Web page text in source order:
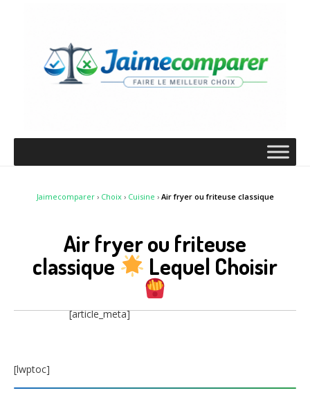
Jaimecomparer› Choix› Cuisine › Air fryer ou friteuse classique
Air fryer ou friteuse
classique
Lequel Choisir
[article_meta]
[lwptoc]